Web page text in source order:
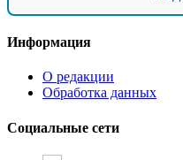
Информация
О редакции
Обработка данных
Социальные сети